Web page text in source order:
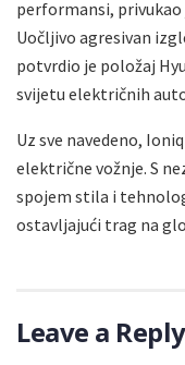
performansi,
Uočljivo agresivan
potvrdio je položaj
svijetu električnih
Uz sve navedeno,
električne vožnje. S
spojem stila i
ostavljajući trag na
Leave a Reply